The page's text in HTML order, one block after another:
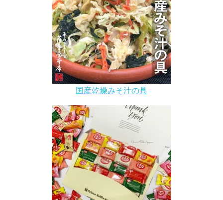
国産乾燥みそ汁の具